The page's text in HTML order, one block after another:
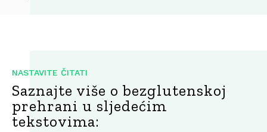
Saznajte više o bezglutenskoj
prehrani u sljedećim
tekstovima:
NASTAVITE ČITATI